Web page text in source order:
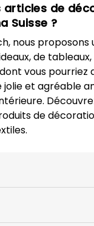
articles de
Suisse ?
nous proposons
de
vous pourriez
et agréable
de